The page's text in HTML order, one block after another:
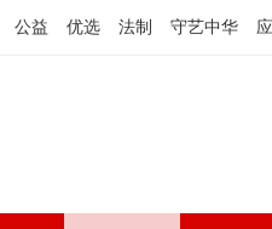
公益 优选 法制 守艺中华